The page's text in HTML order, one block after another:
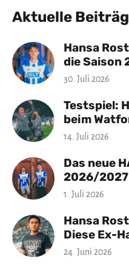
Aktuelle
Hansa
die Saison
30. Juli 2026
Testspiel:
beim
14. Juli 2026
Das neue
2026/
1. Juli 2026
Hansa
Diese Ex-
24. Juni 2026